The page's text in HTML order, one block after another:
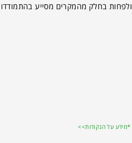
בחלק מהמקרים מסייע
*מידע על הנקודות>>